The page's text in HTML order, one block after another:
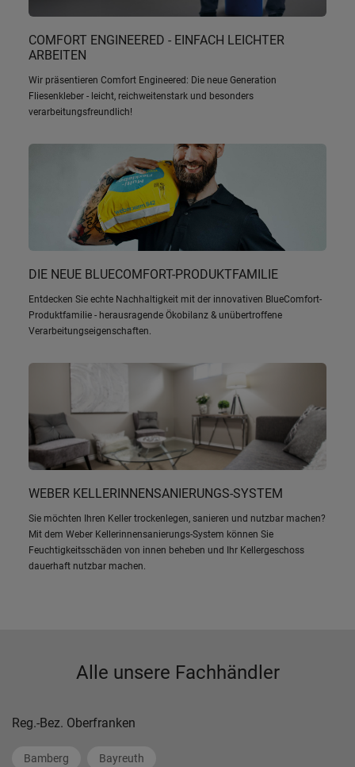
COMFORT ENGINEERED - EINFACH LEICHTER
ARBEITEN
Wir präsentieren Comfort Engineered: Die neue Generation
Fliesenkleber - leicht, reichweitenstark und besonders
verarbeitungsfreundlich!
DIE NEUE BLUECOMFORT-PRODUKTFAMILIE
Entdecken Sie echte Nachhaltigkeit mit der innovativen BlueComfort-
Produktfamilie - herausragende Ökobilanz & unübertroffene
Verarbeitungseigenschaften.
WEBER KELLERINNENSANIERUNGS-SYSTEM
Sie möchten Ihren Keller trockenlegen, sanieren und nutzbar machen?
Mit dem Weber Kellerinnensanierungs-System können Sie
Feuchtigkeitsschäden von innen beheben und Ihr Kellergeschoss
dauerhaft nutzbar machen.
Alle unsere Fachhändler
Reg.-Bez. Oberfranken
Bamberg Bayreuth